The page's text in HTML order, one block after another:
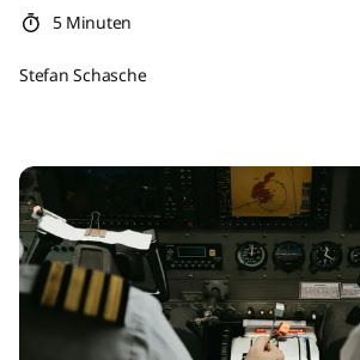
5 Minuten
Stefan Schasche